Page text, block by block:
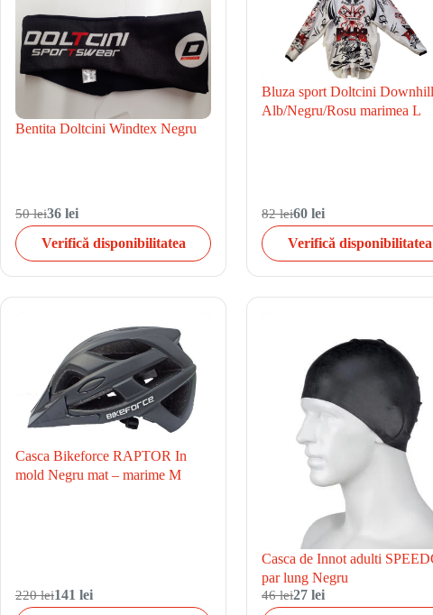
Bentita Doltcini Windtex Negru
50 lei36 lei
Verifică disponibilitatea
Bluza sport Doltcini Downhill
Alb/Negru/Rosu marimea L
82 lei60 lei
Verifică disponibilitatea
Casca Bikeforce RAPTOR In
mold Negru mat – marime M
220 lei141 lei
Casca de Innot adulti
par lung Negru
46 lei27 lei